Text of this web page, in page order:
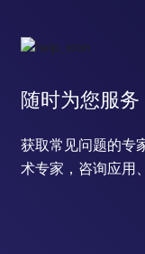
随时为您服务
获取常见问题的专
术专家，咨询应用